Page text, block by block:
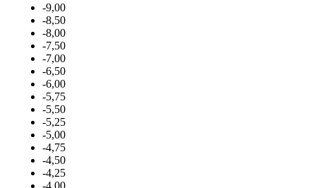
-9,00
-8,50
-8,00
-7,50
-7,00
-6,50
-6,00
-5,75
-5,50
-5,25
-5,00
-4,75
-4,50
-4,25
-4,00